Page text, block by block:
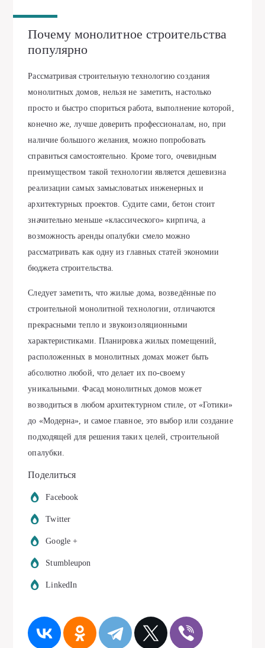
Почему монолитное строительства
популярно
Рассматривая строительную технологию создания
монолитных домов, нельзя не заметить, настолько
просто и быстро спориться работа, выполнение которой,
конечно же, лучше доверить профессионалам, но, при
наличие большого желания, можно попробовать
справиться самостоятельно. Кроме того, очевидным
преимуществом такой технологии является дешевизна
реализации самых замысловатых инженерных и
архитектурных проектов. Судите сами, бетон стоит
значительно меньше «классического» кирпича, а
возможность аренды опалубки смело можно
рассматривать как одну из главных статей экономии
бюджета строительства.
Следует заметить, что жилые дома, возведённые по
строительной монолитной технологии, отличаются
прекрасными тепло и звукоизоляционными
характеристиками. Планировка жилых помещений,
расположенных в монолитных домах может быть
абсолютно любой, что делает их по-своему
уникальными. Фасад монолитных домов может
возводиться в любом архитектурном стиле, от «Готики»
до «Модерна», и самое главное, это выбор или создание
подходящей для решения таких целей, строительной
опалубки.
Поделиться
Facebook
Twitter
Google +
Stumbleupon
LinkedIn